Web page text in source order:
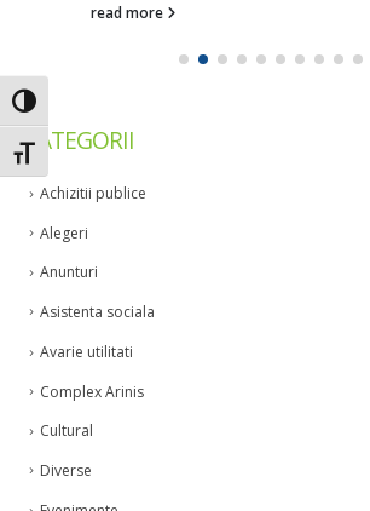
Toggle High Contrast
Toggle Font size
read more
CATEGORII
Achizitii publice
Alegeri
Anunturi
Asistenta sociala
Avarie utilitati
Complex Arinis
Cultural
Diverse